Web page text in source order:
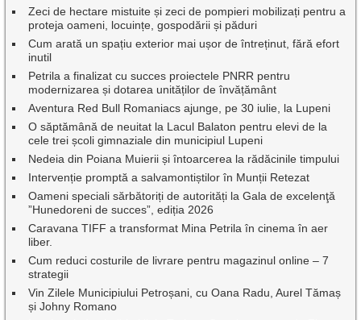
Zeci de hectare mistuite și zeci de pompieri mobilizați pentru a
proteja oameni, locuințe, gospodării și păduri
Cum arată un spațiu exterior mai ușor de întreținut, fără efort
inutil
Petrila a finalizat cu succes proiectele PNRR pentru
modernizarea și dotarea unităților de învățământ
Aventura Red Bull Romaniacs ajunge, pe 30 iulie, la Lupeni
O săptămână de neuitat la Lacul Balaton pentru elevi de la
cele trei școli gimnaziale din municipiul Lupeni
Nedeia din Poiana Muierii și întoarcerea la rădăcinile timpului
Intervenție promptă a salvamontiștilor în Munții Retezat
Oameni speciali sărbătoriți de autorități la Gala de excelenţă
”Hunedoreni de succes”, ediția 2026
Caravana TIFF a transformat Mina Petrila în cinema în aer
liber.
Cum reduci costurile de livrare pentru magazinul online – 7
strategii
Vin Zilele Municipiului Petroșani, cu Oana Radu, Aurel Tămaș
și Johny Romano